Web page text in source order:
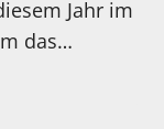
Jahr im
das…